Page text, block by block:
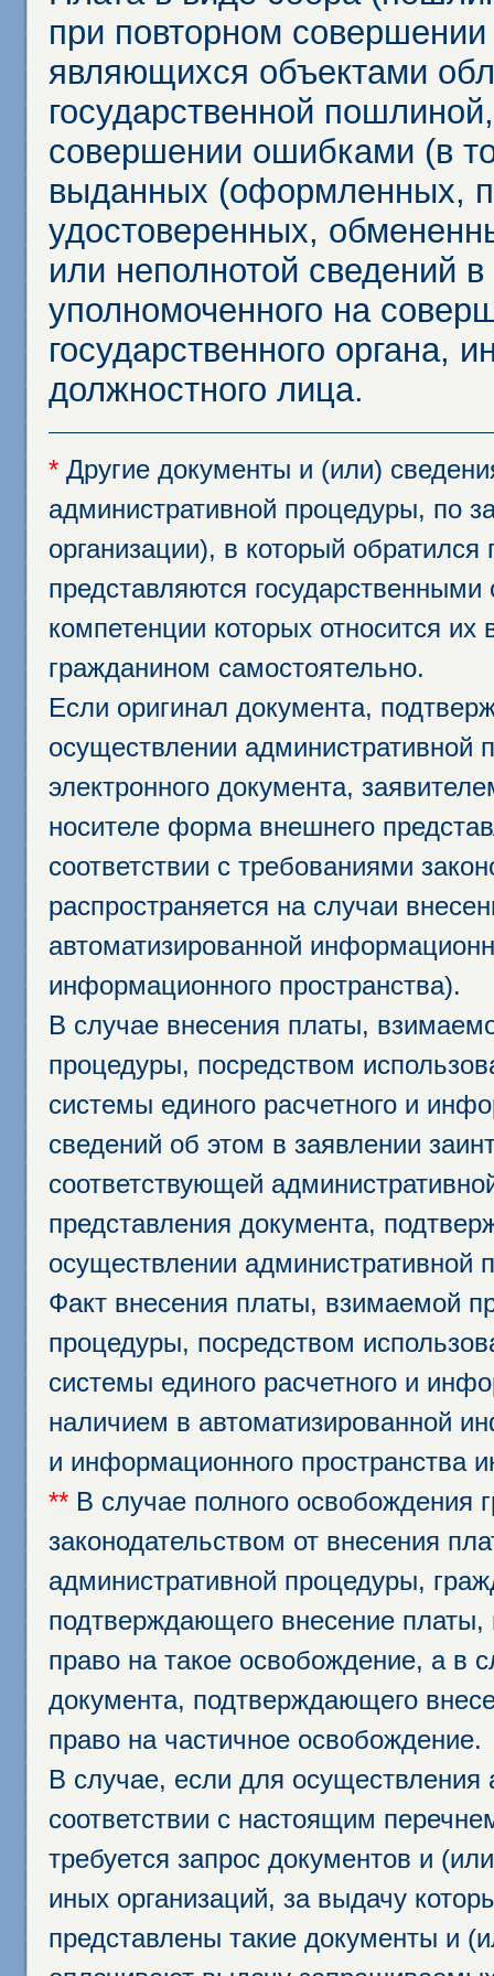
при повторном
являющихся объектами
государственной
совершении ошибками (в
выданных (оформленных,
удостоверенных,
или неполнотой сведений
уполномоченного на
государственного органа,
должностного лица.
* Другие документы и (или)
административной процедуры, по
организации), в который
представляются
компетенции которых относится
гражданином самостоятельно.
Если оригинал документа,
осуществлении административной
электронного документа,
носителе форма внешнего
соответствии с требованиями
распространяется на случаи
автоматизированной
информационного пространства).
В случае внесения платы,
процедуры, посредством
системы единого расчетного и
сведений об этом в заявлении
соответствующей
представления документа,
осуществлении административной
Факт внесения платы, взимаемой
процедуры, посредством
системы единого расчетного и
наличием в автоматизированной
и информационного пространства
** В случае полного освобождения
законодательством от внесения
административной процедуры,
подтверждающего внесение
право на такое освобождение, а в
документа, подтверждающего
право на частичное освобождение.
В случае, если для осуществления
соответствии с настоящим
требуется запрос документов и
иных организаций, за выдачу
представлены такие документы и